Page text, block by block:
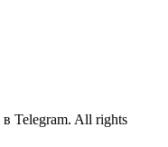
Telegram. All rights